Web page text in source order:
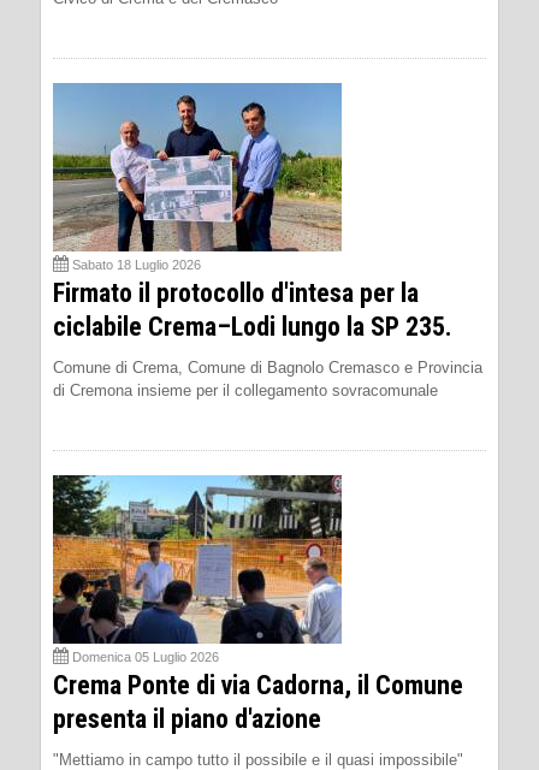
Sabato 18 Luglio 2026
Firmato il protocollo d'intesa per la
ciclabile Crema–Lodi lungo la SP 235.
Comune di Crema, Comune di Bagnolo Cremasco e Provincia
di Cremona insieme per il collegamento sovracomunale
Domenica 05 Luglio 2026
Crema Ponte di via Cadorna, il Comune
presenta il piano d'azione
"Mettiamo in campo tutto il possibile e il quasi impossibile"